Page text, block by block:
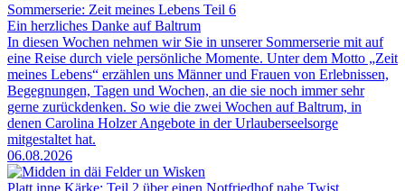
Sommerserie: Zeit meines Lebens Teil 6
Ein herzliches Danke auf Baltrum
In diesen Wochen nehmen wir Sie in unserer Sommerserie mit auf
eine Reise durch viele persönliche Momente. Unter dem Motto „Zeit
meines Lebens“ erzählen uns Männer und Frauen von Erlebnissen,
Begegnungen, Tagen und Wochen, an die sie noch immer sehr
gerne zurückdenken. So wie die zwei Wochen auf Baltrum, in
denen Carolina Holzer Angebote in der Urlauberseelsorge
mitgestaltet hat.
06.08.2026
Platt inne Kärke: Teil 2 über einen Notfriedhof nahe Twist